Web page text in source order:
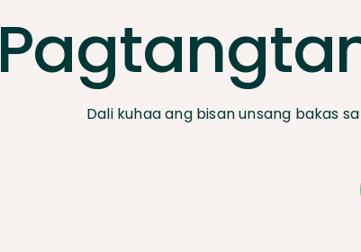
Dali kuhaa ang bisan unsang bakas